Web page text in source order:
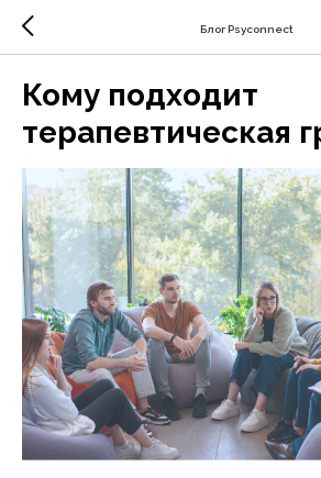
Блог Psyconnect
Кому подходит
терапевтическая